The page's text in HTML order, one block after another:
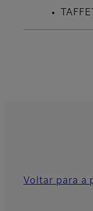
Voltar para a